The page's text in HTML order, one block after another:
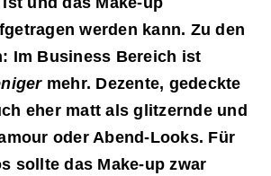
werden kann. Zu den
Im Business Bereich ist
mehr. Dezente, gedeckte
eher matt als glitzernde und
oder Abend-Looks. Für
sollte das Make-up zwar